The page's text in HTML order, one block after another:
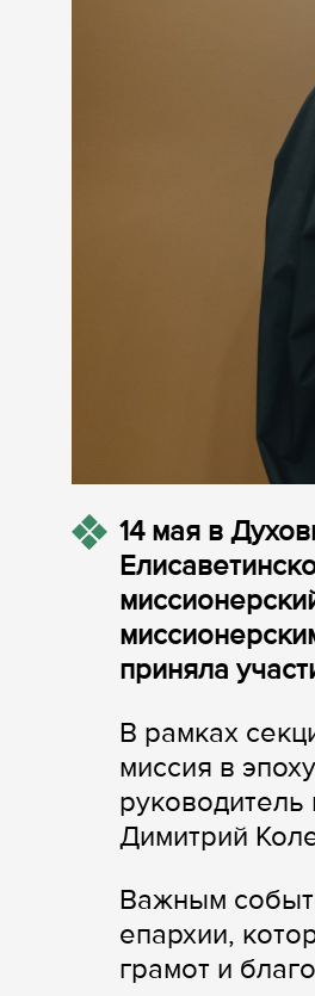
14 мая в
приняла
В рамках
миссия в
Димитрий
Важным
епархии,
грамот и